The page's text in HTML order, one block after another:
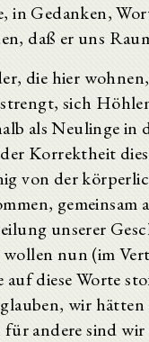
in Gedanken,
daß er uns
die hier
sich
als Neulinge in
Korrektheit
von der
unserer
wollen nun (im
auf diese Worte
wir hätten
andere sind